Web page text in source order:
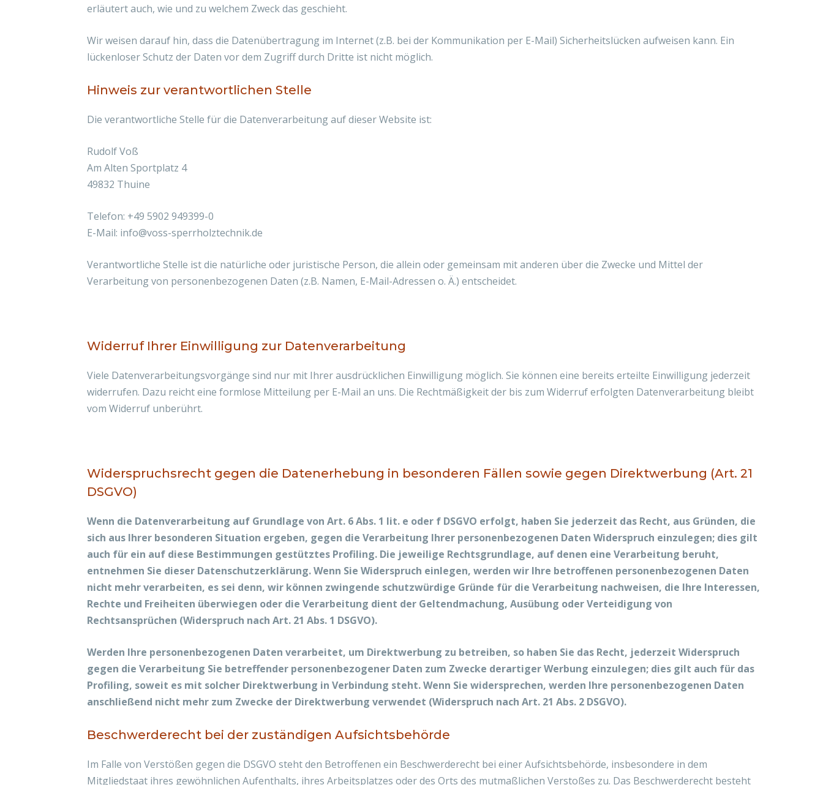
erläutert auch, wie und zu welchem Zweck das geschieht.
Wir weisen darauf hin, dass die Datenübertragung im Internet (z.B. bei der Kommunikation per E-Mail) Sicherheitslücken aufweisen kann. Ein
lückenloser Schutz der Daten vor dem Zugriff durch Dritte ist nicht möglich.
Hinweis zur verantwortlichen Stelle
Die verantwortliche Stelle für die Datenverarbeitung auf dieser Website ist:
Rudolf Voß
Am Alten Sportplatz 4
49832 Thuine
Telefon: +49 5902 949399-0
E-Mail: info@voss-sperrholztechnik.de
Verantwortliche Stelle ist die natürliche oder juristische Person, die allein oder gemeinsam mit anderen über die Zwecke und Mittel der
Verarbeitung von personenbezogenen Daten (z.B. Namen, E-Mail-Adressen o. Ä.) entscheidet.
Widerruf Ihrer Einwilligung zur Datenverarbeitung
Viele Datenverarbeitungsvorgänge sind nur mit Ihrer ausdrücklichen Einwilligung möglich. Sie können eine bereits erteilte Einwilligung jederzeit
widerrufen. Dazu reicht eine formlose Mitteilung per E-Mail an uns. Die Rechtmäßigkeit der bis zum Widerruf erfolgten Datenverarbeitung bleibt
vom Widerruf unberührt.
Widerspruchsrecht gegen die Datenerhebung in besonderen Fällen sowie gegen Direktwerbung (Art. 21
DSGVO)
Wenn die Datenverarbeitung auf Grundlage von Art. 6 Abs. 1 lit. e oder f DSGVO erfolgt, haben Sie jederzeit das Recht, aus Gründen, die
sich aus Ihrer besonderen Situation ergeben, gegen die Verarbeitung Ihrer personenbezogenen Daten Widerspruch einzulegen; dies gilt
auch für ein auf diese Bestimmungen gestütztes Profiling. Die jeweilige Rechtsgrundlage, auf denen eine Verarbeitung beruht,
entnehmen Sie dieser Datenschutzerklärung. Wenn Sie Widerspruch einlegen, werden wir Ihre betroffenen personenbezogenen Daten
nicht mehr verarbeiten, es sei denn, wir können zwingende schutzwürdige Gründe für die Verarbeitung nachweisen, die Ihre Interessen,
Rechte und Freiheiten überwiegen oder die Verarbeitung dient der Geltendmachung, Ausübung oder Verteidigung von
Rechtsansprüchen (Widerspruch nach Art. 21 Abs. 1 DSGVO).
Werden Ihre personenbezogenen Daten verarbeitet, um Direktwerbung zu betreiben, so haben Sie das Recht, jederzeit Widerspruch
gegen die Verarbeitung Sie betreffender personenbezogener Daten zum Zwecke derartiger Werbung einzulegen; dies gilt auch für das
Profiling, soweit es mit solcher Direktwerbung in Verbindung steht. Wenn Sie widersprechen, werden Ihre personenbezogenen Daten
anschließend nicht mehr zum Zwecke der Direktwerbung verwendet (Widerspruch nach Art. 21 Abs. 2 DSGVO).
Beschwerderecht bei der zuständigen Aufsichtsbehörde
Im Falle von Verstößen gegen die DSGVO steht den Betroffenen ein Beschwerderecht bei einer Aufsichtsbehörde, insbesondere in dem
Mitgliedstaat ihres gewöhnlichen Aufenthalts, ihres Arbeitsplatzes oder des Orts des mutmaßlichen Verstoßes zu. Das Beschwerderecht besteht